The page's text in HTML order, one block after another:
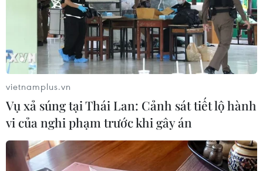
TIN LIÊN QUAN
vietnamplus.vn
Vụ xả súng tại Thái Lan: Cảnh sát tiết lộ hành
vi của nghi phạm trước khi gây án